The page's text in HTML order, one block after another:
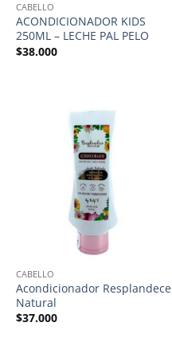
CABELLO
ACONDICIONADOR KIDS
250ML – LECHE PAL PELO
$38.000
CABELLO
Acondicionador Resplandece
Natural
$37.000